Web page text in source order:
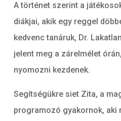
A történet szerint a
diákjai, akik egy reggel
kedvenc tanáruk, Dr.
jelent meg a zárelmélet
nyomozni kezdenek.
Segítségükre siet Zita, a
programozó gyakornok, aki